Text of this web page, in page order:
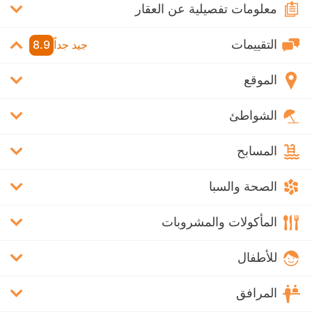
معلومات تفصيلية عن العقار
التقييمات جيد جداً 8.9
الموقع
الشواطئ
المسابح
الصحة والسبا
المأكولات والمشروبات
للأطفال
المرافق